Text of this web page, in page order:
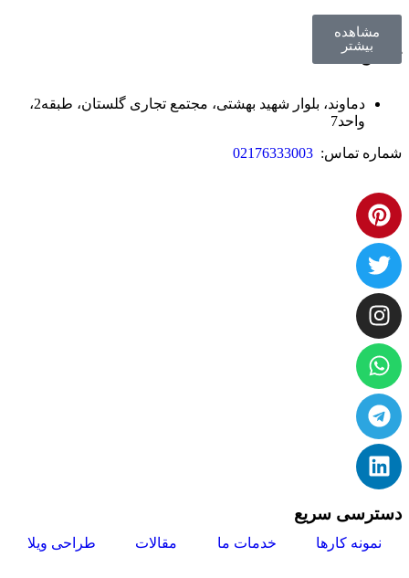
مشاهده
بیشتر
تماس با ما
دماوند، بلوار شهید بهشتی، مجتمع تجاری گلستان، طبقه2،
واحد7
شماره تماس: 02176333003
دسترسی سریع
نمونه کارها خدمات ما مقالات طراحی ویلا